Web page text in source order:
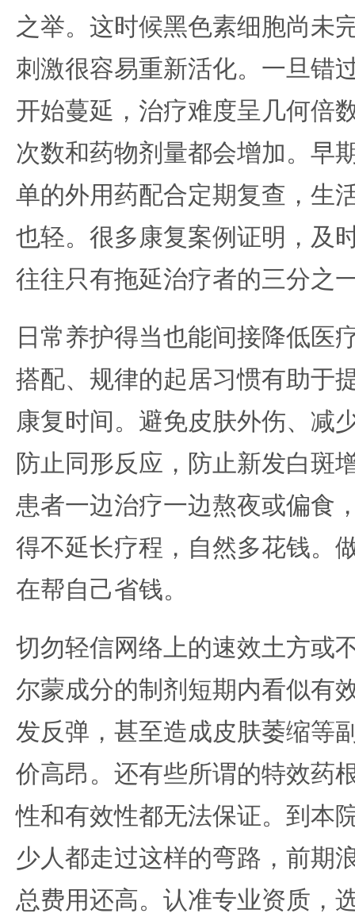
之举。这时候黑色素细胞尚未
刺激很容易重新活化。一旦错
开始蔓延，治疗难度呈几何倍
次数和药物剂量都会增加。早
单的外用药配合定期复查，生
也轻。很多康复案例证明，及
往往只有拖延治疗者的三分之
日常养护得当也能间接降低医
搭配、规律的起居习惯有助于
康复时间。避免皮肤外伤、减
防止同形反应，防止新发白斑
患者一边治疗一边熬夜或偏食
得不延长疗程，自然多花钱。
在帮自己省钱。
切勿轻信网络上的速效土方或
尔蒙成分的制剂短期内看似有
发反弹，甚至造成皮肤萎缩等
价高昂。还有些所谓的特效药
性和有效性都无法保证。到本
少人都走过这样的弯路，前期
总费用还高。认准专业资质，